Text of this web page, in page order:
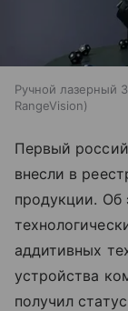
Ручной лазерный
RangeVision
Первый
внесли в
продукции. Об
аддитивных
устройства
получил